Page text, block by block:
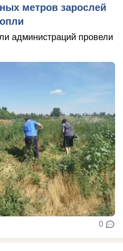
метров зарослей
администраций провели
0